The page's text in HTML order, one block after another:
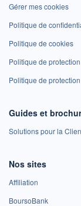
Gérer mes cookies
Politique de
Politique de cookies
Politique de
Politique de
Guides et
Solutions pour la
Nos sites
Affiliation
BoursoBank